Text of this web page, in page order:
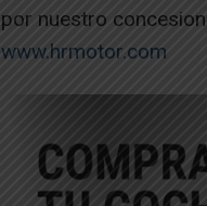
por nuestro
www.hrmotor.com